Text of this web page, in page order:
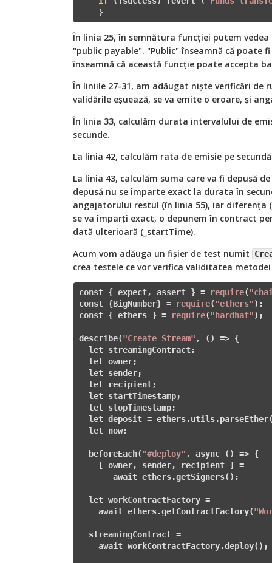
    }
În linia 25, în semnătura funcției putem
"public payable". "Public" înseamnă că poate
înseamnă că această funcție poate accepta
În liniile 27-31, am adăugat niște verificări de
validările eșuează, se va emite o eroare, și
În linia 33, calculăm durata intervalului de
secunde.
La linia 42, calculăm rata de emisie pe
La linia 43, calculăm suma care va fi depusă
depusă nu se împarte exact la durata în
angajatorului restul (în linia 55), iar diferența
se va împarți exact, o depunem în contract
dată ulterioară (_startTime).
Acum vom adăuga un fișier de test numit
crea testele ce vor verifica validitatea
const { expect, assert } = require(
const {BigNumber} = require("ethers"
const { ethers } = require("hardhat");
describe("Create Stream" , () => {
let streamingContract;
let owner;
let sender;
let recipient;
let startTimestamp;
let stopTimestamp;
let deposit =
let now;
  beforeEach(
"#deploy" , async () => {
    [ owner, sender, recipient ] =
       await ethers.getSigners();
let workContractFactory =
    await ethers.getContractFactory(
  streamingContract =
    await workContractFactory.deploy();